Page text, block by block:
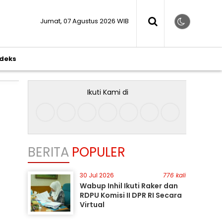
Jumat, 07 Agustus 2026 WIB
Ikuti Kami di
BERITA POPULER
30 Jul 2026 776 kali
Wabup Inhil Ikuti Raker dan
RDPU Komisi II DPR RI Secara
Virtual